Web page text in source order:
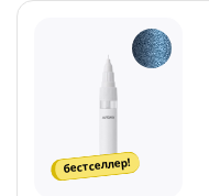
бестселлер!